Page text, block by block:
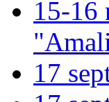
15-16
17